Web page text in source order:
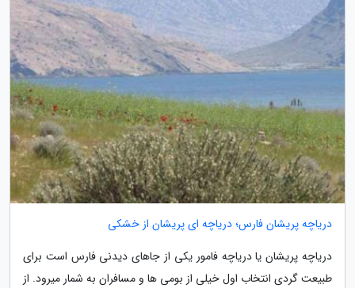
دریاچه پریشان فارس؛ دریاچه ای پریشان از خشکی
دریاچه پریشان یا دریاچه فامور یکی از جاهای دیدنی فارس است برای
طبیعت گردی انتخاب اول خیلی از بومی ها و مسافران به شمار میرود. از